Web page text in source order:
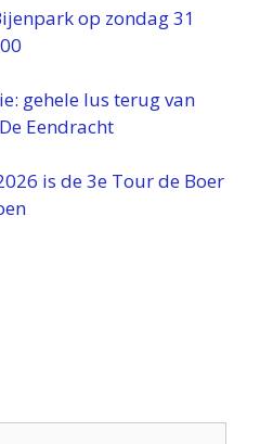
op zondag 31
gehele lus terug van
Eendracht
is de 3e Tour de Boer